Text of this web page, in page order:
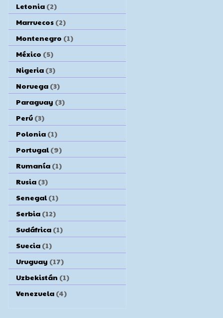
Letonia (2)
Marruecos (2)
Montenegro (1)
México (5)
Nigeria (3)
Noruega (3)
Paraguay (3)
Perú (3)
Polonia (1)
Portugal (9)
Rumanía (1)
Rusia (3)
Senegal (1)
Serbia (12)
Sudáfrica (1)
Suecia (1)
Uruguay (17)
Uzbekistán (1)
Venezuela (4)